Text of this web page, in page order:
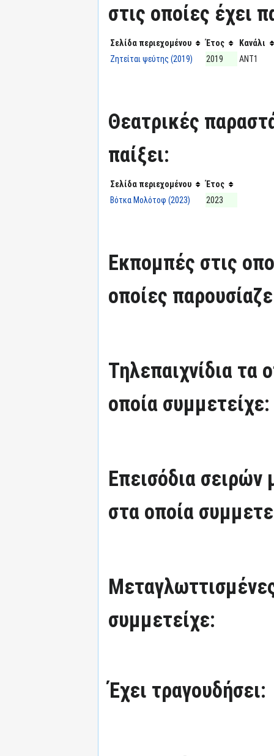
στις οποίες έχει
Σελίδα περιεχομένου Έτος
Κανάλι
Ζητείται ψεύτης (2019)
2019 ΑΝΤ1
Θεατρικές
παίξει:
Σελίδα περιεχομένου
Έτος
Βότκα Μολότοφ (2023)
2023
Εκπομπές στις
οποίες
Τηλεπαιχνίδια τα
οποία συμμετείχε:
Επεισόδια
στα οποία
συμμετείχε:
Έχει τραγουδήσει: